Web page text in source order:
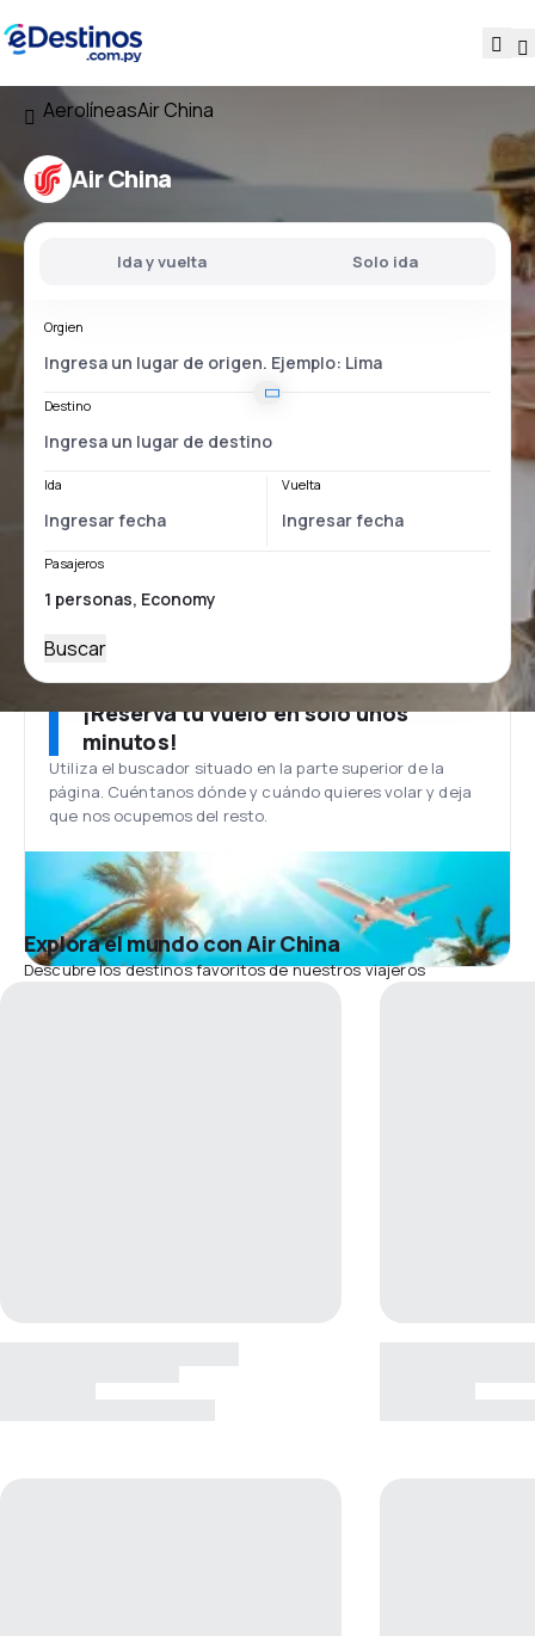
AerolíneasAir China
Air China
Ida y vuelta Solo ida
Orgien
Destino
Ida Vuelta
Pasajeros
Buscar
¡Reserva tu vuelo en solo unos
minutos!
Utiliza el buscador situado en la parte superior de la
página. Cuéntanos dónde y cuándo quieres volar y deja
que nos ocupemos del resto.
Explora el mundo con Air China
Descubre los destinos favoritos de nuestros viajeros